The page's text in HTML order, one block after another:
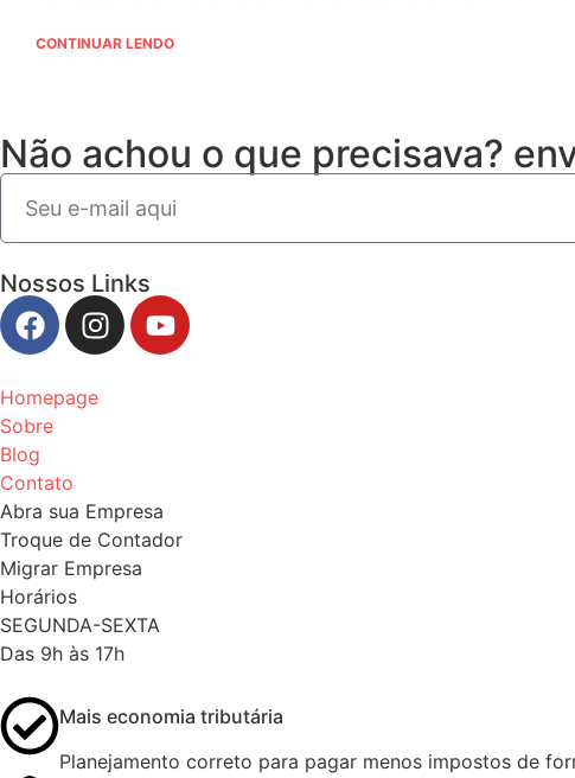
CONTINUAR LENDO
Não achou o que precisava?
Nossos Links
Homepage
Sobre
Blog
Contato
Abra sua Empresa
Troque de Contador
Migrar Empresa
Horários
SEGUNDA-SEXTA
Das 9h às 17h
Mais economia tributária
Planejamento correto para pagar menos impostos de